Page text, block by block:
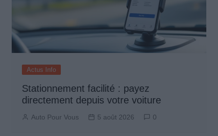
Actus Info
Stationnement facilité : payez
directement depuis votre voiture
Auto Pour Vous 5 août 2026 0